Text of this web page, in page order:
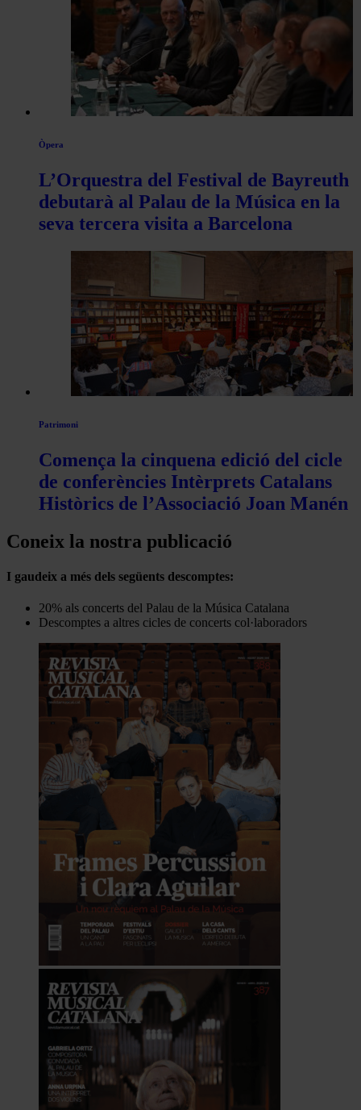
Òpera
L’Orquestra del Festival de Bayreuth
debutarà al Palau de la Música en la
seva tercera visita a Barcelona
Patrimoni
Comença la cinquena edició del cicle
de conferències Intèrprets Catalans
Històrics de l’Associació Joan Manén
Coneix la nostra publicació
I gaudeix a més dels següents descomptes:
20% als concerts del Palau de la Música Catalana
Descomptes a altres cicles de concerts col·laboradors